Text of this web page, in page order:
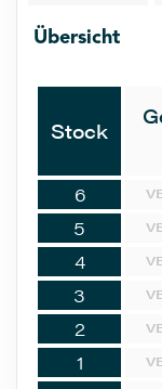
Übersicht
Stock
6
5
4
3
2
1